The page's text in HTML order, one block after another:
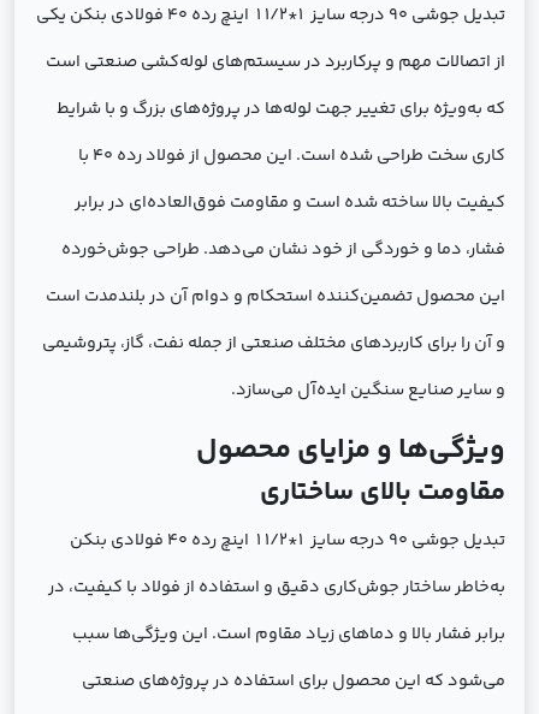
تبدیل جوشی 90 درجه سایز 1*1/2 1 اینچ رده 40 فولادی بنکن یکی
از اتصالات مهم و پرکاربرد در سیستم‌های لوله‌کشی صنعتی است
که به‌ویژه برای تغییر جهت لوله‌ها در پروژه‌های بزرگ و با شرایط
کاری سخت طراحی شده است. این محصول از فولاد رده 40 با
کیفیت بالا ساخته شده است و مقاومت فوق‌العاده‌ای در برابر
فشار، دما و خوردگی از خود نشان می‌دهد. طراحی جوش‌خورده
این محصول تضمین‌کننده استحکام و دوام آن در بلندمدت است
و آن را برای کاربردهای مختلف صنعتی از جمله نفت، گاز، پتروشیمی
و سایر صنایع سنگین ایده‌آل می‌سازد.
ویژگی‌ها و مزایای محصول
مقاومت بالای ساختاری
تبدیل جوشی 90 درجه سایز 1*1/2 1 اینچ رده 40 فولادی بنکن
به‌خاطر ساختار جوش‌کاری دقیق و استفاده از فولاد با کیفیت، در
برابر فشار بالا و دماهای زیاد مقاوم است. این ویژگی‌ها سبب
می‌شود که این محصول برای استفاده در پروژه‌های صنعتی